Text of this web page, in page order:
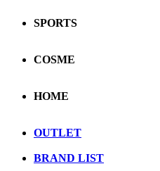
SPORTS
COSME
HOME
OUTLET
BRAND LIST